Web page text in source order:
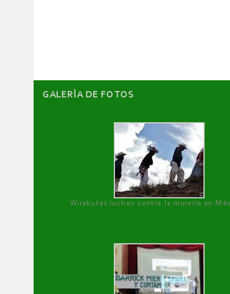
GALERÌA DE FOTOS
Wirakutas luchan contra la minería en